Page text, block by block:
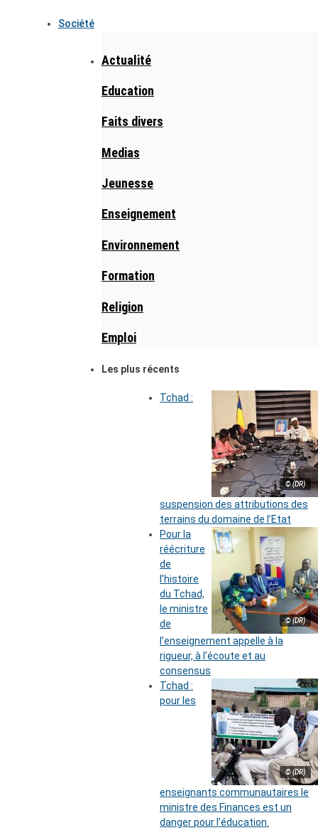
Société
Actualité
Education
Faits divers
Medias
Jeunesse
Enseignement
Environnement
Formation
Religion
Emploi
Les plus récents
© (DR)
Tchad :
suspension des attributions des
terrains du domaine de l’Etat
© (DR)
Pour la
réécriture
de
l’histoire
du Tchad,
le ministre
de
l’enseignement appelle à la
rigueur, à l’écoute et au
consensus
© (DR)
Tchad :
pour les
enseignants communautaires le
ministre des Finances est un
danger pour l’éducation.